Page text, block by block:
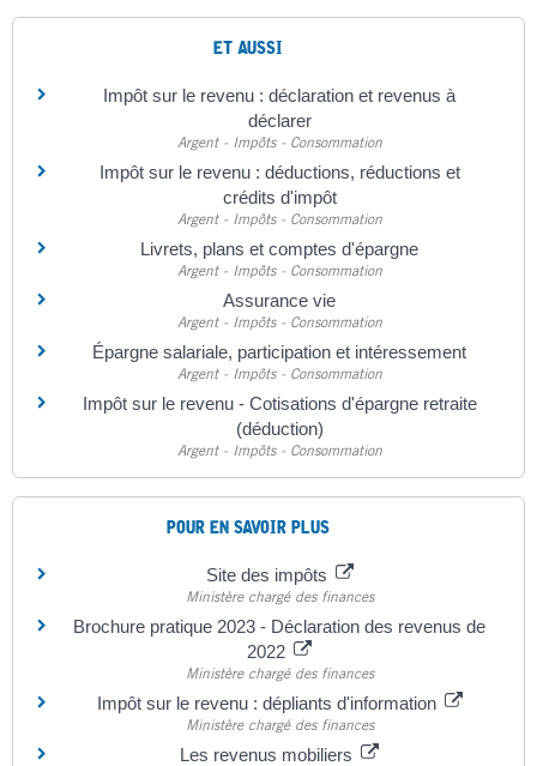
ET AUSSI
Impôt sur le revenu : déclaration et revenus à
déclarer
Argent - Impôts - Consommation
Impôt sur le revenu : déductions, réductions et
crédits d'impôt
Argent - Impôts - Consommation
Livrets, plans et comptes d'épargne
Argent - Impôts - Consommation
Assurance vie
Argent - Impôts - Consommation
Épargne salariale, participation et intéressement
Argent - Impôts - Consommation
Impôt sur le revenu - Cotisations d'épargne retraite
(déduction)
Argent - Impôts - Consommation
POUR EN SAVOIR PLUS
Site des impôts
Ministère chargé des finances
Brochure pratique 2023 - Déclaration des revenus de
2022
Ministère chargé des finances
Impôt sur le revenu : dépliants d'information
Ministère chargé des finances
Les revenus mobiliers